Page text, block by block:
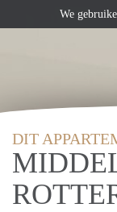
DIT
We